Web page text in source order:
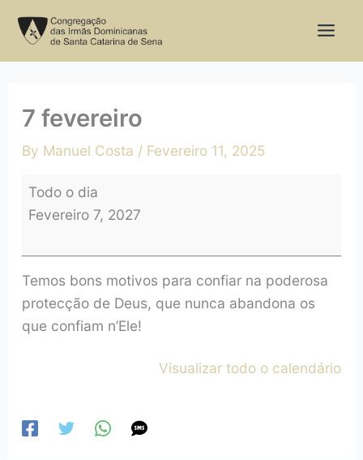
7 fevereiro
By Manuel Costa / Fevereiro 11, 2025
fevereiro
Todo o dia
Fevereiro 7, 2027
Temos bons motivos para confiar na poderosa
protecção de Deus, que nunca abandona os
que confiam n’Ele!
Visualizar todo o calendário